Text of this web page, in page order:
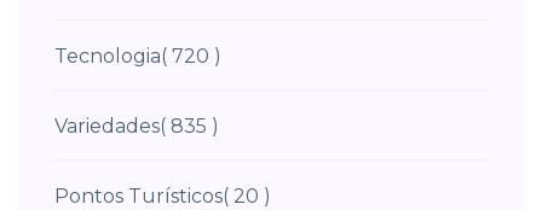
Tecnologia( 720 )
Variedades( 835 )
Pontos Turísticos( 20 )